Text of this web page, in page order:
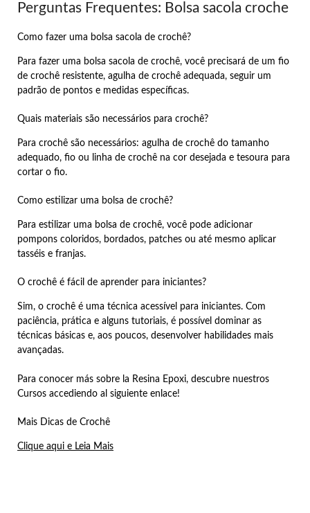
Perguntas Frequentes: Bolsa sacola croche
Como fazer uma bolsa sacola de crochê?
Para fazer uma bolsa sacola de crochê, você precisará de um fio
de crochê resistente, agulha de crochê adequada, seguir um
padrão de pontos e medidas específicas.
Quais materiais são necessários para crochê?
Para crochê são necessários: agulha de crochê do tamanho
adequado, fio ou linha de crochê na cor desejada e tesoura para
cortar o fio.
Como estilizar uma bolsa de crochê?
Para estilizar uma bolsa de crochê, você pode adicionar
pompons coloridos, bordados, patches ou até mesmo aplicar
tasséis e franjas.
O crochê é fácil de aprender para iniciantes?
Sim, o crochê é uma técnica acessível para iniciantes. Com
paciência, prática e alguns tutoriais, é possível dominar as
técnicas básicas e, aos poucos, desenvolver habilidades mais
avançadas.
Para conocer más sobre la Resina Epoxi, descubre nuestros
Cursos accediendo al siguiente enlace!
Mais Dicas de Crochê
Clique aqui e Leia Mais